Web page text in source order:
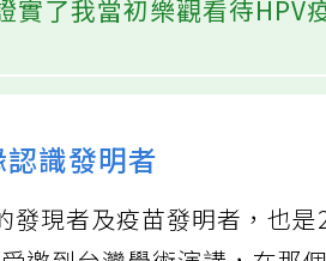
實了我當初樂觀看待HPV
識發明者
發現者及疫苗發明者，也